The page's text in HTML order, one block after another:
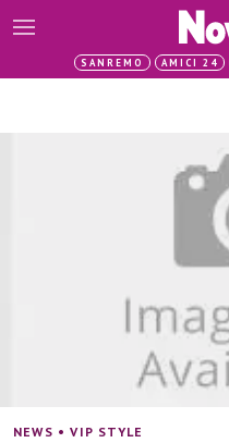
SANREMO AMICI 24
NEWS • VIP STYLE